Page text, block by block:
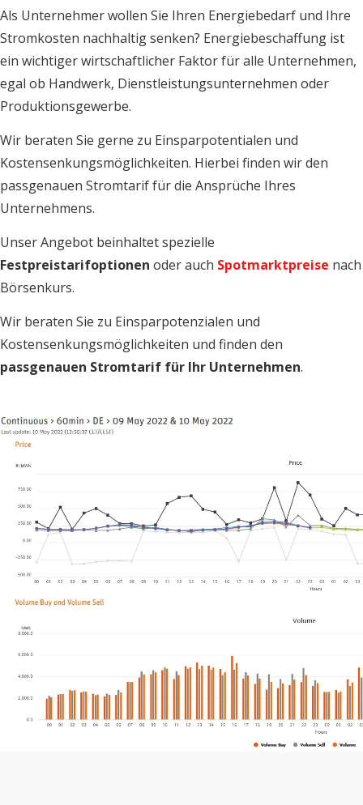
Als Unternehmer wollen Sie Ihren Energiebedarf und Ihre
Stromkosten nachhaltig senken? Energiebeschaffung ist
ein wichtiger wirtschaftlicher Faktor für alle Unternehmen,
egal ob Handwerk, Dienstleistungsunternehmen oder
Produktionsgewerbe.
Wir beraten Sie gerne zu Einsparpotentialen und
Kostensenkungsmöglichkeiten. Hierbei finden wir den
passgenauen Stromtarif für die Ansprüche Ihres
Unternehmens.
Unser Angebot beinhaltet spezielle
Festpreistarifoptionen oder auch Spotmarktpreise nach
Börsenkurs.
Wir beraten Sie zu Einsparpotenzialen und
Kostensenkungsmöglichkeiten und finden den
passgenauen Stromtarif für Ihr Unternehmen.